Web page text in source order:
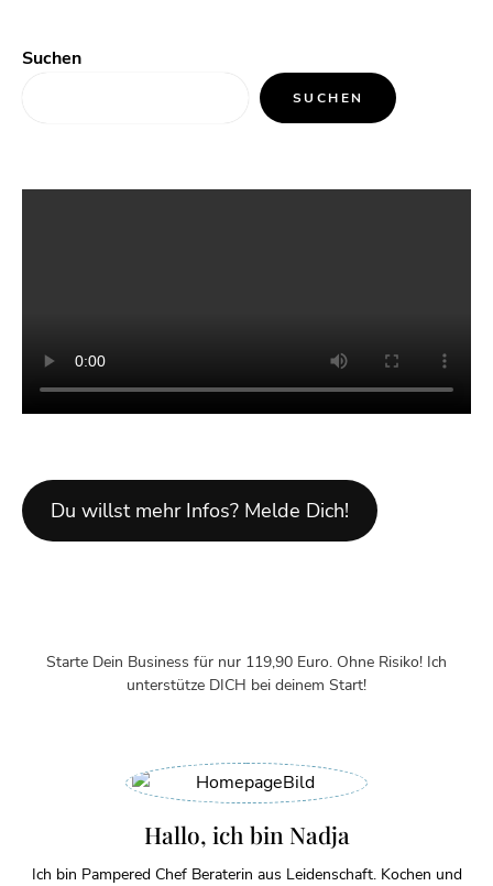
Suchen
SUCHEN
Du willst mehr Infos? Melde Dich!
Starte Dein Business für nur 119,90 Euro. Ohne Risiko! Ich
unterstütze DICH bei deinem Start!
Hallo, ich bin Nadja
Ich bin Pampered Chef Beraterin aus Leidenschaft. Kochen und